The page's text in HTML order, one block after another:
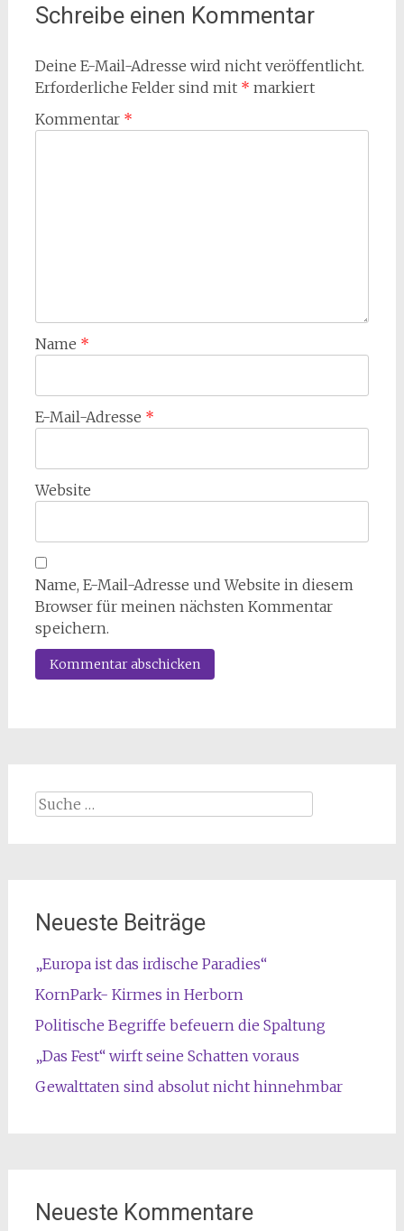
Schreibe einen Kommentar
Deine E-Mail-Adresse wird nicht veröffentlicht.
Erforderliche Felder sind mit * markiert
Kommentar *
Name *
E-Mail-Adresse *
Website
Name, E-Mail-Adresse und Website in diesem
Browser für meinen nächsten Kommentar
speichern.
Suche
nach:
Neueste Beiträge
„Europa ist das irdische Paradies“
KornPark- Kirmes in Herborn
Politische Begriffe befeuern die Spaltung
„Das Fest“ wirft seine Schatten voraus
Gewalttaten sind absolut nicht hinnehmbar
Neueste Kommentare